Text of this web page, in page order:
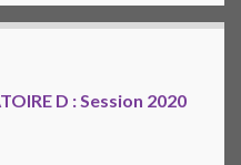
D : Session 2020